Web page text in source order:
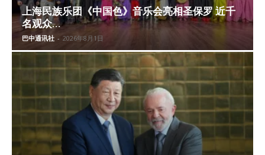
上海民族乐团《中国色》音乐会亮相圣保罗 近千
名观众...
巴中通讯社 - 2026年8月1日